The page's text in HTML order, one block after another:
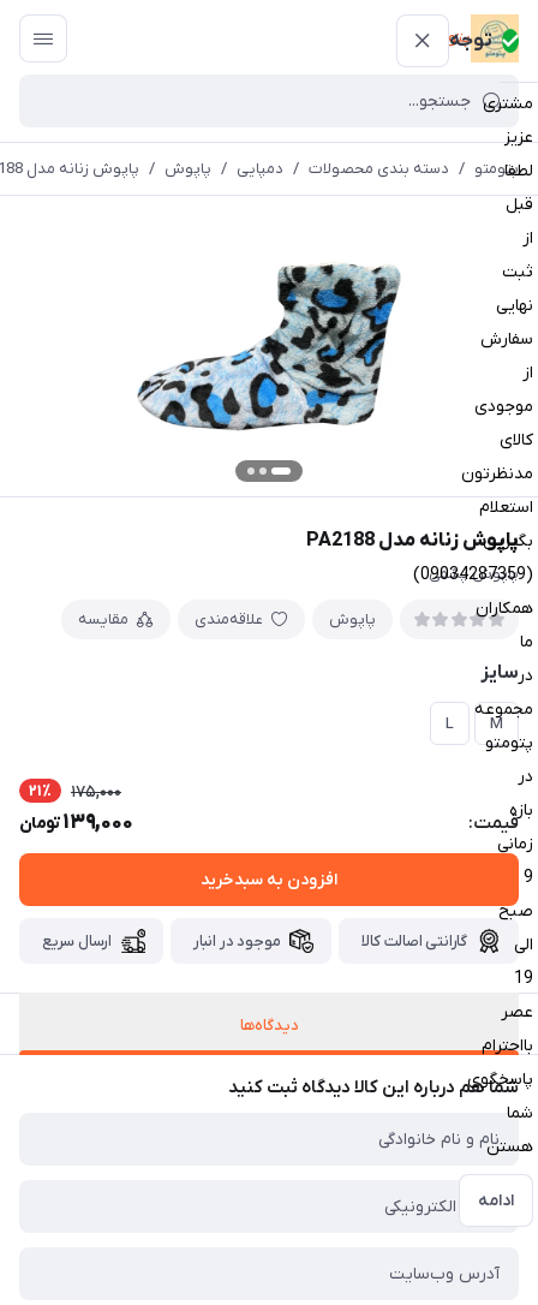
توجه
مشتری
عزیز
لطفا
قبل
از
ثبت
نهایی
سفارش
از
موجودی
کالای
مدنظرتون
استعلام
بگیرین
(09034287359)
همکاران
ما
در
مجموعه
پتومتو
در
بازه
زمانی
9
صبح
الی
19
عصر
بااحترام
پاسخگوی
شما
هستن
ادامه
پتومتو
پتومتو / دسته بندی محصولات / دمپایی / پاپوش / پاپوش زنانه مدل PA2188
پاپوش زنانه مدل PA2188
پاپوش پشمی
پاپوش علاقه‌مندی مقایسه
سایز
M
L
قیمت:
175,000 21٪
139,000تومان
افزودن به سبدخرید
گارانتی اصالت کالا موجود در انبار ارسال سریع
دیدگاه‌ها
شما هم درباره این کالا دیدگاه ثبت کنید